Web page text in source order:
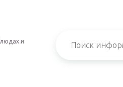
и